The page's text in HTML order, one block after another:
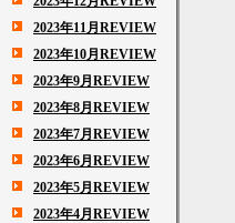
2023年11月REVIEW
2023年10月REVIEW
2023年9月REVIEW
2023年8月REVIEW
2023年7月REVIEW
2023年6月REVIEW
2023年5月REVIEW
2023年4月REVIEW